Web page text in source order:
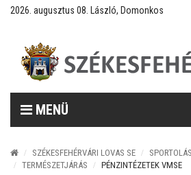
2026. augusztus 08. László, Domonkos
MENÜ
SZÉKESFEHÉRVÁRI LOVAS SE
TERMÉSZETJÁRÁS
PÉNZINTÉZETEK VMSE